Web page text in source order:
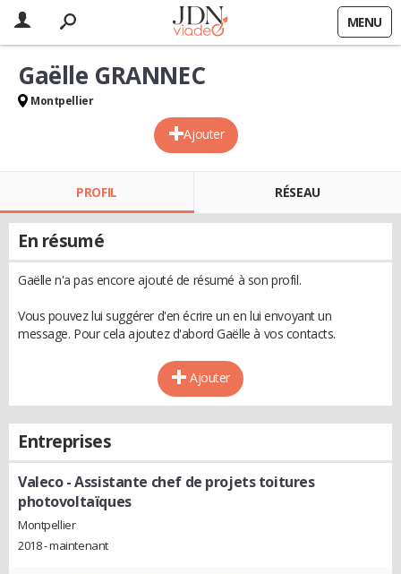
MENU
Ajouter
Gaëlle GRANNEC
Montpellier
PROFIL RÉSEAU
En résumé
Gaëlle n'a pas encore ajouté de résumé à son profil.
Vous pouvez lui suggérer d'en écrire un en lui envoyant un
message. Pour cela ajoutez d'abord Gaëlle à vos contacts.
Ajouter
Entreprises
Valeco- Assistante chef de projets toitures
photovoltaïques
Montpellier
2018 - maintenant